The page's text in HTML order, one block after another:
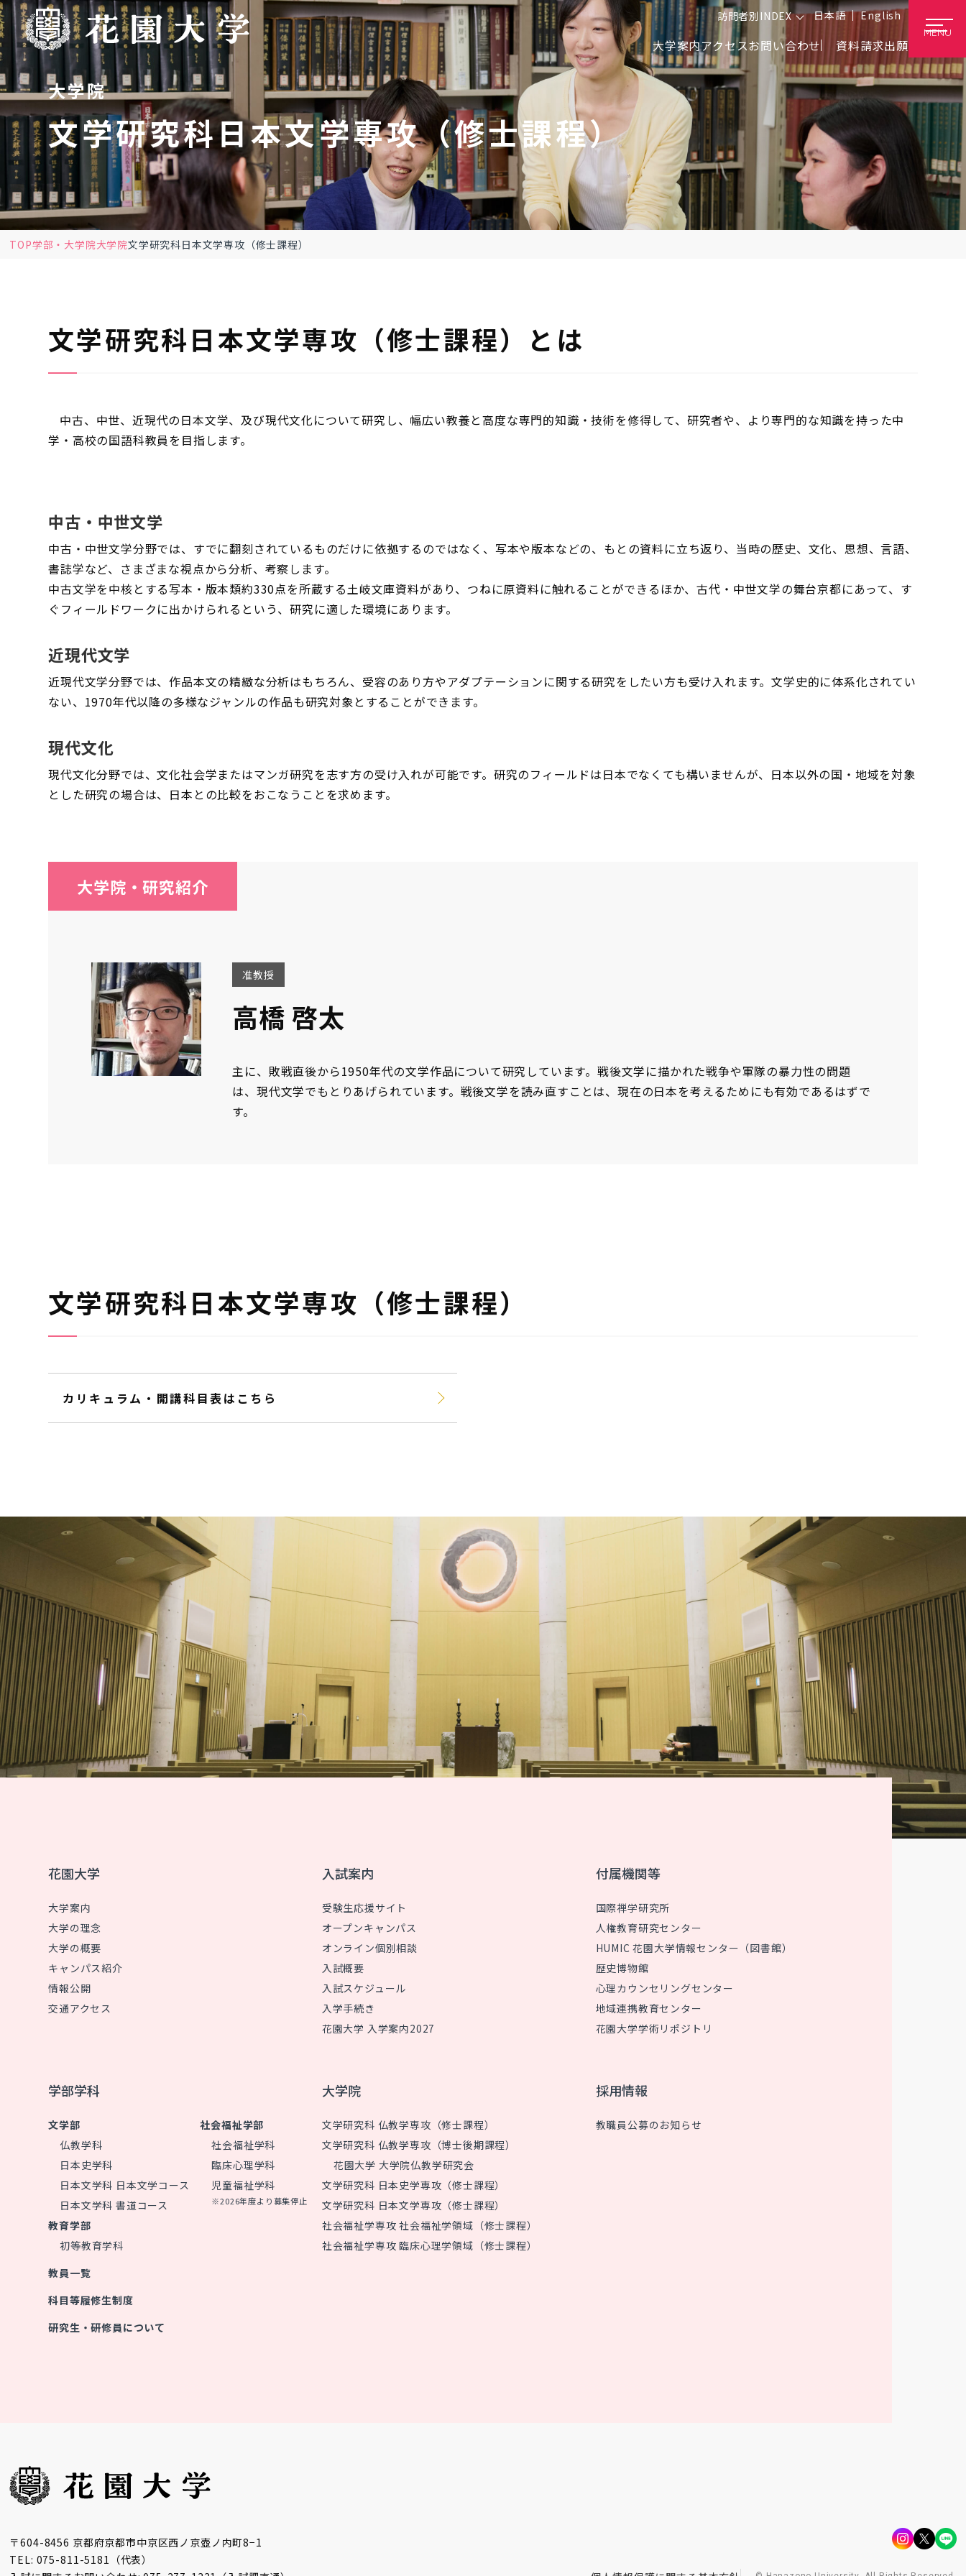
訪問者別INDEX 日本語 English
大学案内アクセスお問い合わせ 資料請求出願
MENU
大学院
文学研究科日本文学専攻（修士課程）
TOP学部・大学院大学院文学研究科日本文学専攻（修士課程）
文学研究科日本文学専攻（修士課程）とは
中古、中世、近現代の日本文学、及び現代文化について研究し、幅広い教養と高度な専門的知識・技術を修得して、研究者や、より専門的な知識を持った中
学・高校の国語科教員を目指します。
中古・中世文学
中古・中世文学分野では、すでに翻刻されているものだけに依拠するのではなく、写本や版本などの、もとの資料に立ち返り、当時の歴史、文化、思想、言語、
書誌学など、さまざまな視点から分析、考察します。
中古文学を中核とする写本・版本類約330点を所蔵する土岐文庫資料があり、つねに原資料に触れることができるほか、古代・中世文学の舞台京都にあって、す
ぐフィールドワークに出かけられるという、研究に適した環境にあります。
近現代文学
近現代文学分野では、作品本文の精緻な分析はもちろん、受容のあり方やアダプテーションに関する研究をしたい方も受け入れます。文学史的に体系化されてい
ない、1970年代以降の多様なジャンルの作品も研究対象とすることができます。
現代文化
現代文化分野では、文化社会学またはマンガ研究を志す方の受け入れが可能です。研究のフィールドは日本でなくても構いませんが、日本以外の国・地域を対象
とした研究の場合は、日本との比較をおこなうことを求めます。
大学院・研究紹介
准教授
高橋 啓太
主に、敗戦直後から1950年代の文学作品について研究しています。戦後文学に描かれた戦争や軍隊の暴力性の問題
は、現代文学でもとりあげられています。戦後文学を読み直すことは、現在の日本を考えるためにも有効であるはずで
す。
文学研究科日本文学専攻（修士課程）
カリキュラム・開講科目表はこちら
花園大学
大学案内
大学の理念
大学の概要
キャンパス紹介
情報公開
交通アクセス
入試案内
受験生応援サイト
オープンキャンパス
オンライン個別相談
入試概要
入試スケジュール
入学手続き
花園大学 入学案内2027
付属機関等
国際禅学研究所
人権教育研究センター
HUMIC 花園大学情報センター（図書館）
歴史博物館
心理カウンセリングセンター
地域連携教育センター
花園大学学術リポジトリ
学部学科
文学部
仏教学科
日本史学科
日本文学科 日本文学コース
日本文学科 書道コース
社会福祉学部
社会福祉学科
臨床心理学科
児童福祉学科
※2026年度より募集停止
教育学部
初等教育学科
教員一覧
科目等履修生制度
研究生・研修員について
大学院
文学研究科 仏教学専攻（修士課程）
文学研究科 仏教学専攻（博士後期課程）
花園大学 大学院仏教学研究会
文学研究科 日本史学専攻（修士課程）
文学研究科 日本文学専攻（修士課程）
社会福祉学専攻 社会福祉学領域（修士課程）
社会福祉学専攻 臨床心理学領域（修士課程）
採用情報
教職員公募のお知らせ
〒604-8456 京都府京都市中京区西ノ京壺ノ内町8−1
TEL: 075-811-5181（代表）